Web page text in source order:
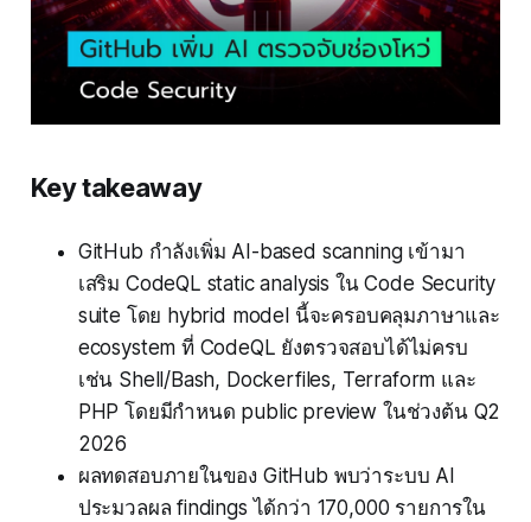
Key takeaway
GitHub กำลังเพิ่ม AI-based scanning เข้ามา
เสริม CodeQL static analysis ใน Code Security
suite โดย hybrid model นี้จะครอบคลุมภาษาและ
ecosystem ที่ CodeQL ยังตรวจสอบได้ไม่ครบ
เช่น Shell/Bash, Dockerfiles, Terraform และ
PHP โดยมีกำหนด public preview ในช่วงต้น Q2
2026
ผลทดสอบภายในของ GitHub พบว่าระบบ AI
ประมวลผล findings ได้กว่า 170,000 รายการใน